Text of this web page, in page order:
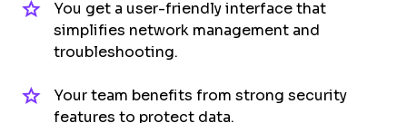
You get a user-friendly interface that
simplifies network management and
troubleshooting.
Your team benefits from strong security
features to protect data.